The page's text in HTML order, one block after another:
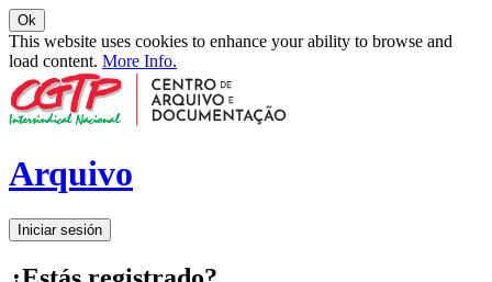
Ok
This website uses cookies to enhance your ability to browse and
load content. More Info.
Arquivo
Iniciar sesión